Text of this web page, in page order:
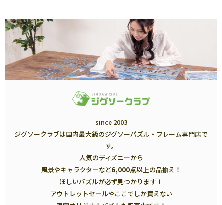
since 2003
ジグソークラブは国内最大級のジグソーパズル・フレーム専門店で
す。
人気のディズニーから
風景やキャラクターなど6,000点以上の品揃え！
ほしいパズルが必ず見つかります！
アウトレットセールやここでしか買えない